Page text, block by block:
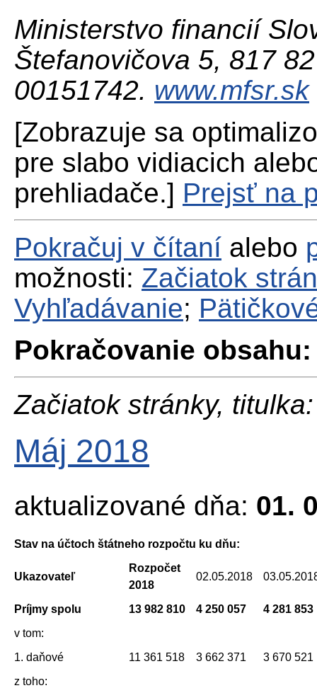
Ministerstvo financií
Štefanovičova 5, 817
00151742. www.mfsr.sk
[Zobrazuje sa
pre slabo vidiacich
prehliadače.] Prejsť na
Pokračuj v čítaní alebo
možnosti: Začiatok
Vyhľadávanie;
Pokračovanie obsahu:
Začiatok stránky, titulka:
Máj 2018
aktualizované dňa: 01.
Stav na účtoch štátneho rozpočtu ku dňu:
Ukazovateľ
Rozpočet
2018
02.05.2018
Príjmy spolu 13 982 810 4 250 057
4 281 853
v tom:
1. daňové
11 361 518 3 662 371
3 670 521
z toho: